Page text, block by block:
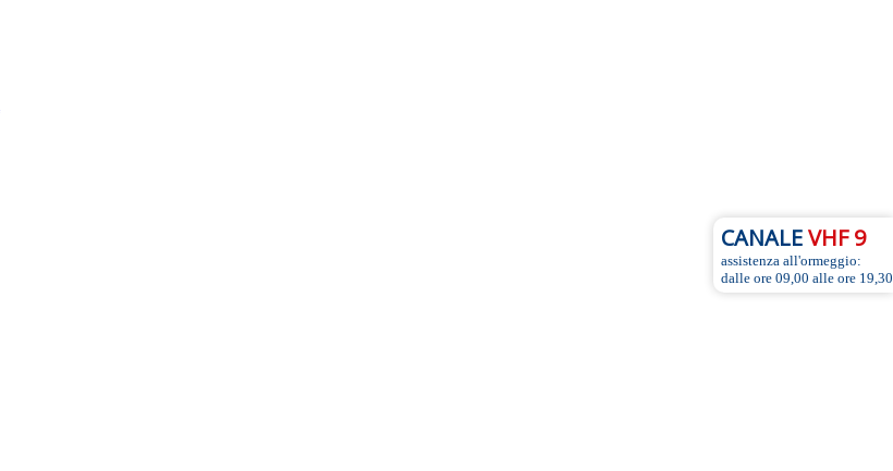
CANALEVHF 9
assistenza all'ormeggio:
dalle ore 09,00 alle ore 19,30